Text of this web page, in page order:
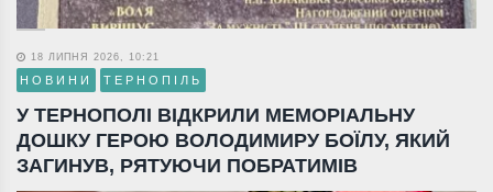
18 ЛИПНЯ 2026, 10:21
НОВИНИ ТЕРНОПІЛЬ
У ТЕРНОПОЛІ ВІДКРИЛИ МЕМОРІАЛЬНУ
ДОШКУ ГЕРОЮ ВОЛОДИМИРУ БОЇЛУ, ЯКИЙ
ЗАГИНУВ, РЯТУЮЧИ ПОБРАТИМІВ